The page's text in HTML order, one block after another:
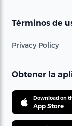
Términos de
Privacy Policy
Obtener la
Download on
App Store